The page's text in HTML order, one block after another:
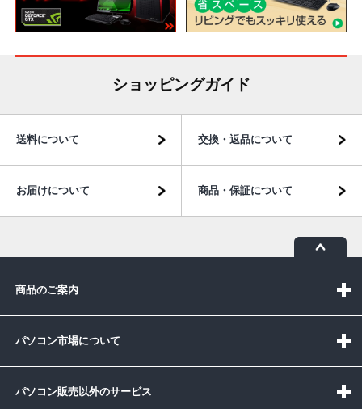
ショッピングガイド
送料について 交換・返品について
お届けについて 商品・保証について
商品のご案内
パソコン市場について
パソコン販売以外のサービス